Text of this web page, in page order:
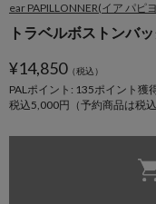
ear PAPILLONNER(イア パピ
トラベルボストンバッ
¥14,850（税込）
PALポイント: 135ポイント獲
税込5,000円（予約商品は税